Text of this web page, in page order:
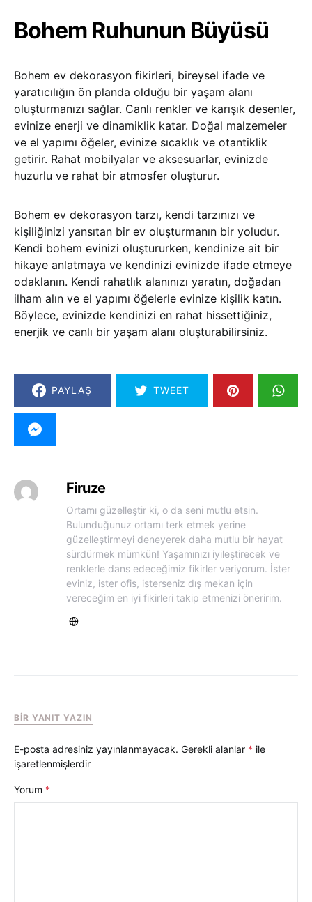
Bohem Ruhunun Büyüsü
Bohem ev dekorasyon fikirleri, bireysel ifade ve
yaratıcılığın ön planda olduğu bir yaşam alanı
oluşturmanızı sağlar. Canlı renkler ve karışık desenler,
evinize enerji ve dinamiklik katar. Doğal malzemeler
ve el yapımı öğeler, evinize sıcaklık ve otantiklik
getirir. Rahat mobilyalar ve aksesuarlar, evinizde
huzurlu ve rahat bir atmosfer oluşturur.
Bohem ev dekorasyon tarzı, kendi tarzınızı ve
kişiliğinizi yansıtan bir ev oluşturmanın bir yoludur.
Kendi bohem evinizi oluştururken, kendinize ait bir
hikaye anlatmaya ve kendinizi evinizde ifade etmeye
odaklanın. Kendi rahatlık alanınızı yaratın, doğadan
ilham alın ve el yapımı öğelerle evinize kişilik katın.
Böylece, evinizde kendinizi en rahat hissettiğiniz,
enerjik ve canlı bir yaşam alanı oluşturabilirsiniz.
PAYLAŞ TWEET
Firuze
Ortamı güzelleştir ki, o da seni mutlu etsin.
Bulunduğunuz ortamı terk etmek yerine
güzelleştirmeyi deneyerek daha mutlu bir hayat
sürdürmek mümkün! Yaşamınızı iyileştirecek ve
renklerle dans edeceğimiz fikirler veriyorum. İster
eviniz, ister ofis, isterseniz dış mekan için
vereceğim en iyi fikirleri takip etmenizi öneririm.
BIR YANIT YAZIN
E-posta adresiniz yayınlanmayacak. Gerekli alanlar * ile
işaretlenmişlerdir
Yorum *